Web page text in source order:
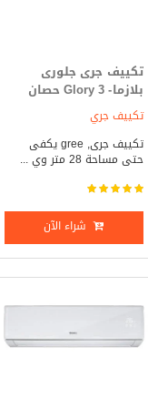
تكييف جرى جلورى
بلازما- Glory 3 حصان
بارد _ ساخن
تكييف جري
تكييف جرى, gree يكفى
حتى مساحة 28 متر وي ...
شراء الآن